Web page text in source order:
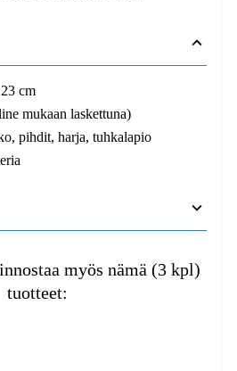
cm
mukaan laskettuna)
pihdit, harja, tuhkalapio
myös nämä (3 kpl)
tuotteet: